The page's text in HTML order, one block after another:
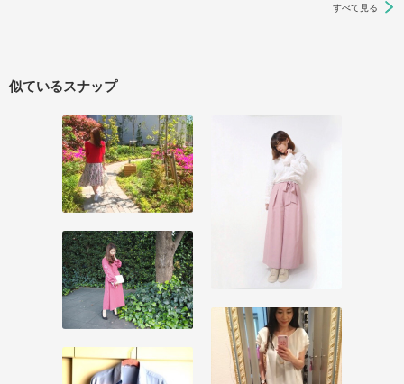
すべて見る
似ているスナップ